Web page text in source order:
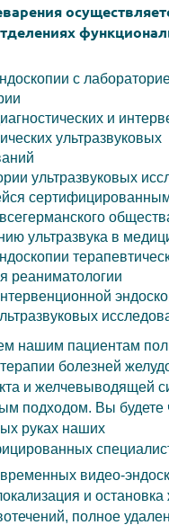
с
и
ультразвуковых
ультразвуковых
ультразвука в
реаниматологии
нашим пациентам
болезней
и желчевыводящей
подходом. Вы будете
руках наших
видео-
и остановка
полное